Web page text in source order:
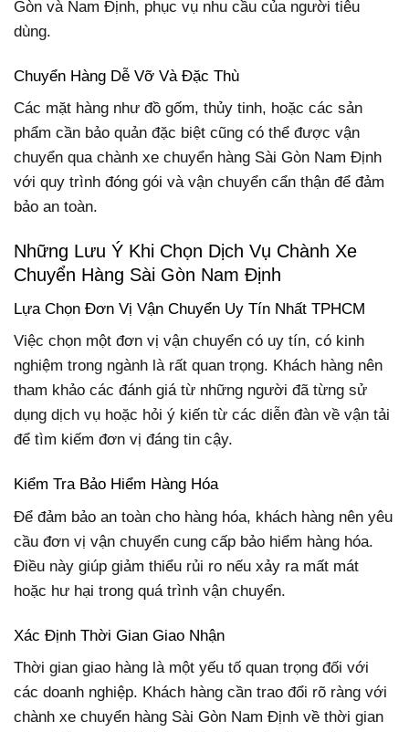
Gòn và Nam Định, phục vụ nhu cầu của người tiêu
dùng.
Chuyển Hàng Dễ Vỡ Và Đặc Thù
Các mặt hàng như đồ gốm, thủy tinh, hoặc các sản
phẩm cần bảo quản đặc biệt cũng có thể được vận
chuyển qua chành xe chuyển hàng Sài Gòn Nam Định
với quy trình đóng gói và vận chuyển cẩn thận để đảm
bảo an toàn.
Những Lưu Ý Khi Chọn Dịch Vụ Chành Xe
Chuyển Hàng Sài Gòn Nam Định
Lựa Chọn Đơn Vị Vận Chuyển Uy Tín Nhất TPHCM
Việc chọn một đơn vị vận chuyển có uy tín, có kinh
nghiệm trong ngành là rất quan trọng. Khách hàng nên
tham khảo các đánh giá từ những người đã từng sử
dụng dịch vụ hoặc hỏi ý kiến từ các diễn đàn về vận tải
để tìm kiếm đơn vị đáng tin cậy.
Kiểm Tra Bảo Hiểm Hàng Hóa
Để đảm bảo an toàn cho hàng hóa, khách hàng nên yêu
cầu đơn vị vận chuyển cung cấp bảo hiểm hàng hóa.
Điều này giúp giảm thiểu rủi ro nếu xảy ra mất mát
hoặc hư hại trong quá trình vận chuyển.
Xác Định Thời Gian Giao Nhận
Thời gian giao hàng là một yếu tố quan trọng đối với
các doanh nghiệp. Khách hàng cần trao đổi rõ ràng với
chành xe chuyển hàng Sài Gòn Nam Định về thời gian